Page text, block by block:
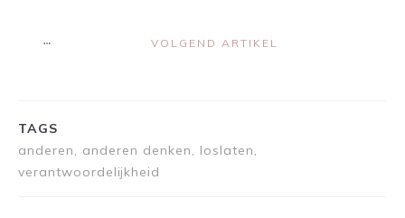
VOLGEND ARTIKEL
TAGS
anderen, anderen denken, loslaten,
verantwoordelijkheid